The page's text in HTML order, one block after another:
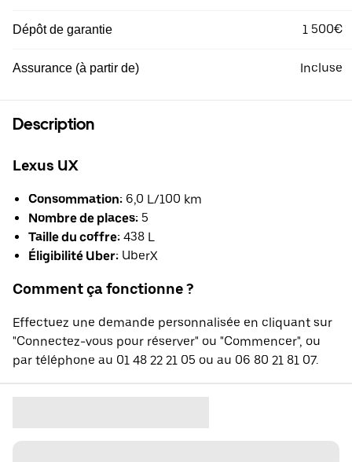
Dépôt de garantie 1 500€
Assurance (à partir de) Incluse
Description
Lexus UX
Consommation: 6,0 L/100 km
Nombre de places: 5
Taille du coffre: 438 L
Éligibilité Uber: UberX
Comment ça fonctionne ?
Effectuez une demande personnalisée en cliquant sur
"Connectez-vous pour réserver" ou "Commencer", ou
par téléphone au 01 48 22 21 05 ou au 06 80 21 81 07.